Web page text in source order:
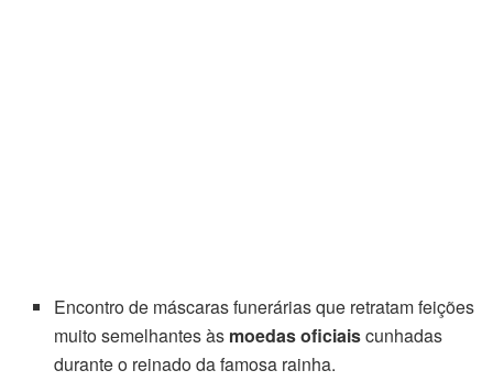
Encontro de máscaras funerárias que retratam feições
muito semelhantes às moedas oficiaiscunhadas
durante o reinado da famosa rainha.